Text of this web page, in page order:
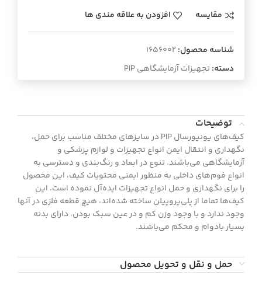
مقایسه
افزودن به علاقه مندی ها
شناسه محصول: 1656002
دسته:تجهیزات آزمایشگاهی PIP
توضیحات
کیف‌های یونیورسال PIP در سایزهای مختلف مناسب برای حمل،
نگهداری و انتقال ایمن انواع تجهیزات و لوازم پزشکی و
آزمایشگاهی می‌باشند. تنوع در ابعاد و رنگ‌بندی و دسترسی به
انواع فوم‌های داخلی به منظور ایمنی محتویات کیف، این محصول
را برای نگهداری و حمل انواع تجهیزات ایده‌آل نموده است. این
کیف‌ها تماما از پلی‌پروپیلن ساخته شده‌اند، هیچ قطعه فلزی در آنها
وجود ندارد و با وجود وزن کم و در عین سبک بودن، دارای بدنه
بسیار بادوام و محکم می‌باشند.
حمل و نقل و تحویل محصول